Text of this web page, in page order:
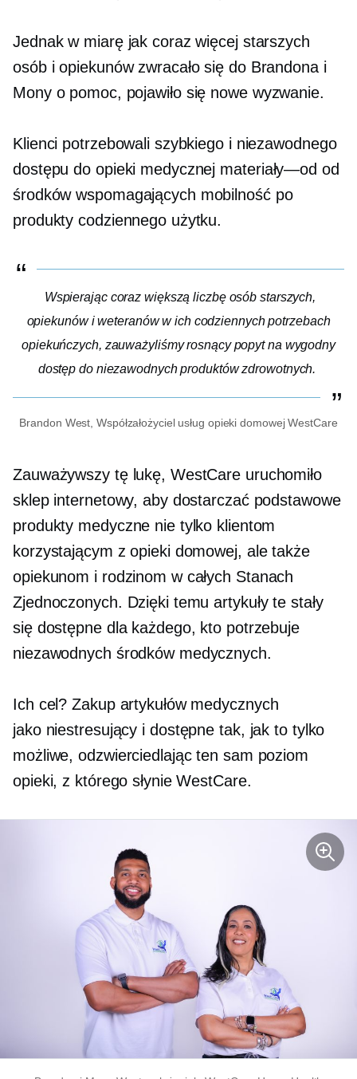
Jednak w miarę jak coraz więcej starszych
osób i opiekunów zwracało się do Brandona i
Mony o pomoc, pojawiło się nowe wyzwanie.
Klienci potrzebowali szybkiego i niezawodnego
dostępu do opieki medycznej materiały—od od
środków wspomagających mobilność po
produkty codziennego użytku.
Wspierając coraz większą liczbę osób starszych,
opiekunów i weteranów w ich codziennych potrzebach
opiekuńczych, zauważyliśmy rosnący popyt na wygodny
dostęp do niezawodnych produktów zdrowotnych.
Brandon West,Współzałożycielusług opieki domowej WestCare
Zauważywszy tę lukę, WestCare uruchomiło
sklep internetowy, aby dostarczać podstawowe
produkty medyczne nie tylko klientom
korzystającym z opieki domowej, ale także
opiekunom i rodzinom w całych Stanach
Zjednoczonych. Dzięki temu artykuły te stały
się dostępne dla każdego, kto potrzebuje
niezawodnych środków medycznych.
Ich cel? Zakup artykułów medycznych
jako niestresujący i dostępne tak, jak to tylko
możliwe, odzwierciedlając ten sam poziom
opieki, z którego słynie WestCare.